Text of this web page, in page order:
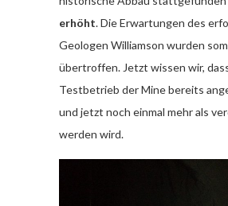
erhöht. Die Erwartungen des
Geologen Williamson wurden
übertroffen. Jetzt wissen wir,
Testbetrieb der Mine bereits
und jetzt noch einmal mehr als
werden wird.